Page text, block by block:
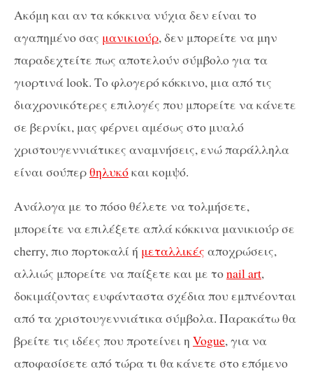
Ακόμη και αν τα κόκκινα νύχια δεν είναι το
αγαπημένο σας μανικιούρ, δεν μπορείτε να μην
παραδεχτείτε πως αποτελούν σύμβολο για τα
γιορτινά look. Το φλογερό κόκκινο, μια από τις
διαχρονικότερες επιλογές που μπορείτε να κάνετε
σε βερνίκι, μας φέρνει αμέσως στο μυαλό
χριστουγεννιάτικες αναμνήσεις, ενώ παράλληλα
είναι σούπερθηλυκόκαι κομψό.
Ανάλογα με το πόσο θέλετε να τολμήσετε,
μπορείτε να επιλέξετε απλά κόκκινα μανικιούρ σε
cherry, πιο πορτοκαλί ή μεταλλικές αποχρώσεις,
αλλιώς μπορείτε να παίξετε και με τοnail art,
δοκιμάζοντας ευφάνταστα σχέδια που εμπνέονται
από τα χριστουγεννιάτικα σύμβολα. Παρακάτω θα
βρείτε τις ιδέες που προτείνει η Vogue, για να
αποφασίσετε από τώρα τι θα κάνετε στο επόμενο